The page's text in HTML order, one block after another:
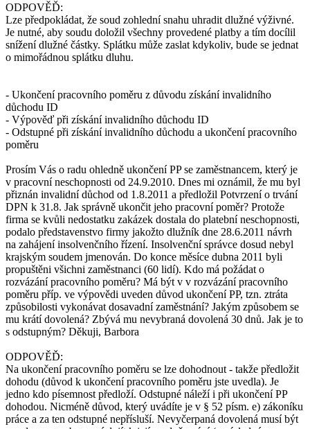
ODPOVĚĎ:
Lze předpokládat, že soud zohlední snahu uhradit dlužné výživné.
Je nutné, aby soudu doložil všechny provedené platby a tím docílil
snížení dlužné částky. Splátku může zaslat kdykoliv, bude se jednat
o mimořádnou splátku dluhu.
- Ukončení pracovního poměru z důvodu získání invalidního
důchodu ID
- Výpověď při získání invalidního důchodu ID
- Odstupné při získání invalidního důchodu a ukončení pracovního
poměru
Prosím Vás o radu ohledně ukončení PP se zaměstnancem, který je
v pracovní neschopnosti od 24.9.2010. Dnes mi oznámil, že mu byl
přiznán invalidní důchod od 1.8.2011 a předložil Potvrzení o trvání
DPN k 31.8. Jak správně ukončit jeho pracovní poměr? Protože
firma se kvůli nedostatku zakázek dostala do platební neschopnosti,
podalo představenstvo firmy jakožto dlužník dne 28.6.2011 návrh
na zahájení insolvenčního řízení. Insolvenční správce dosud nebyl
krajským soudem jmenován. Do konce měsíce dubna 2011 byli
propuštěni všichni zaměstnanci (60 lidí). Kdo má požádat o
rozvázání pracovního poměru? Má být v v rozvázání pracovního
poměru příp. ve výpovědi uveden důvod ukončení PP, tzn. ztráta
způsobilosti vykonávat dosavadní zaměstnání? Jakým způsobem se
mu krátí dovolená? Zbývá mu nevybraná dovolená 30 dnů. Jak je to
s odstupným? Děkuji, Barbora
ODPOVĚĎ:
Na ukončení pracovního poměru se lze dohodnout - takže předložit
dohodu (důvod k ukončení pracovního poměru jste uvedla). Je
jedno kdo písemnost předloží. Odstupné náleží i při ukončení PP
dohodou. Nicméně důvod, který uvádíte je v § 52 písm. e) zákoníku
práce a za ten odstupné nepřísluší. Nevyčerpaná dovolená musí být